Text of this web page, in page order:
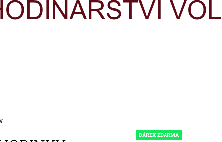
DÁREK ZDARMA
HLEDAT
TIMEX IRONMAN
HODINKY
TRIATHLON